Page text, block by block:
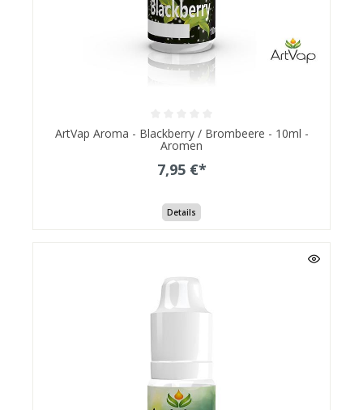
ArtVap Aroma - Blackberry / Brombeere - 10ml -
Aromen
7,95 €*
Details